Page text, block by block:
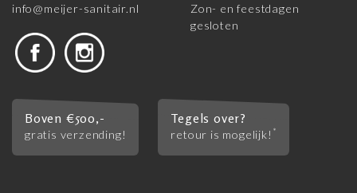
info@meijer-sanitair.nl
Zon- en feestdagen
gesloten
Boven €500,-
gratis verzending!
Tegels over?
retour is mogelijk! *